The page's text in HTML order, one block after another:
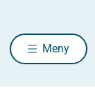
Meny